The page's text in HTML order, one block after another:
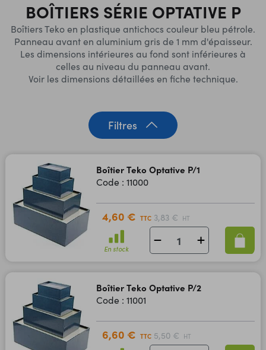
BOÎTIERS SÉRIE OPTATIVE P
Boîtiers Teko en plastique antichocs couleur bleu pétrole.
Panneau avant en aluminium gris de 1 mm d'épaisseur.
Les dimensions intérieures au fond sont inférieures à
celles au niveau du panneau avant.
Voir les dimensions détaillées en fiche technique.
Filtres
Boîtier Teko Optative P/1
Code : 11000
4,60 € TTC 3,83 € HT
En stock
Boîtier Teko Optative P/2
Code : 11001
6,60 € TTC 5,50 € HT